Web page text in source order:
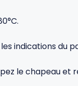
indications du
le chapeau et